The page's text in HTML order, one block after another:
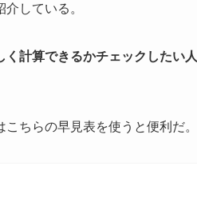
している。
く計算できるかチェックしたい人
ちらの早見表を使うと便利だ。